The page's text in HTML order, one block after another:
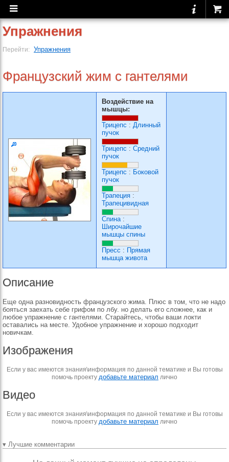
Упражнения
Перейти: Упражнения
Французский жим с гантелями
Воздействие на
мышцы:
Трицепс : Длинный
пучок
Трицепс : Средний
пучок
Трицепс : Боковой
пучок
Трапеция :
Трапецивидная
Спина:
Широчайшие
мышцы спины
Пресс : Прямая
мышца живота
Описание
Еще одна разновидность французского жима. Плюс в том, что не надо
бояться заехать себе грифом по лбу. но делать его сложнее, как и
любое упражнение с гантелями. Старайтесь, чтобы ваши локти
оставались на месте. Удобное упражнение и хорошо подходит
новичкам.
Изображения
Если у вас имеются знания\информация по данной тематике и Вы готовы
помочь проекту добавьте материал лично
Видео
Если у вас имеются знания\информация по данной тематике и Вы готовы
помочь проекту добавьте материал лично
▾ Лучшие комментарии